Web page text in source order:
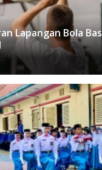
Lapangan Bola